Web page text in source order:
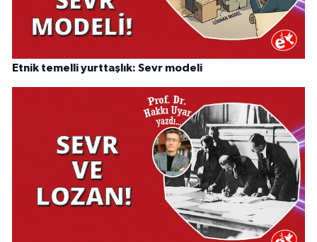
Etnik temelli yurttaşlık: Sevr modeli